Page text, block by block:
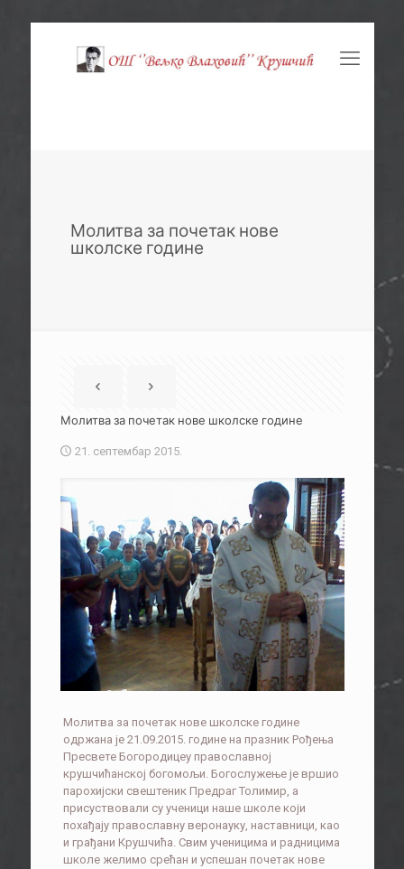
Молитва за почетак нове
школске године
Молитва за почетак нове школске године
21. септембар 2015.
Молитва за почетак нове школске године
одржана је 21.09.2015. године на празник Рођења
Пресвете Богородицеу православној
крушчићанској богомољи. Богослужење је вршио
парохијски свештеник Предраг Толимир, а
присуствовали су ученици наше школе који
похађају православну веронауку, наставници, као
и грађани Крушчића. Свим ученицима и радницима
школе желимо срећан и успешан почетак нове